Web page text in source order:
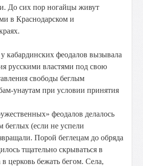
До сих пор ногайцы живут
в Краснодарском и
кабардинских феодалов вызывала
русскими властями под свою
свободы беглым
унаутам при условии принятия
феодалов делалось
(если не успели
Порой беглецам до обряда
тщательно скрываться в
церковь бежать бегом. Села,